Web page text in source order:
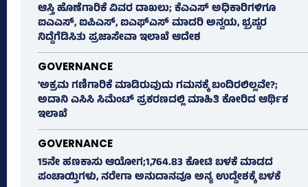
ಆಸ್ತಿ ಹೊಣೆಗಾರಿಕೆ ವಿವರ ದಾಖಲು; ಕೆಎಎಸ್ ಅಧಿಕಾರಿಗಳಿಗೂ
ಐಎಎಸ್‌, ಐಪಿಎಸ್‌, ಐಎಫ್‌ಎಸ್‌ ಮಾದರಿ ಅನ್ವಯ, ಭ್ರಷ್ಟರ
ನಿದ್ದೆಗೆಡಿಸಿತು ಪ್ರಜಾಸೇವಾ ಇಲಾಖೆ ಆದೇಶ
GOVERNANCE
‘ಅಕ್ರಮ ಗಣಿಗಾರಿಕೆ ಮಾಡಿರುವುದು ಗಮನಕ್ಕೆ ಬಂದಿರಲಿಲ್ಲವೇ?;
ಅದಾನಿ ಎಸಿಸಿ ಸಿಮೆಂಟ್ ಪ್ರಕರಣದಲ್ಲಿ ಮಾಹಿತಿ ಕೋರಿದ ಆರ್ಥಿಕ
ಇಲಾಖೆ
GOVERNANCE
15ನೇ ಹಣಕಾಸು ಆಯೋಗ;1,764.83 ಕೋಟಿ ಬಳಕೆ ಮಾಡದ
ಪಂಚಾಯ್ತಿಗಳು, ನರೇಗಾ ಅನುದಾನವೂ ಅನ್ಯ ಉದ್ದೇಶಕ್ಕೆ ಬಳಕೆ